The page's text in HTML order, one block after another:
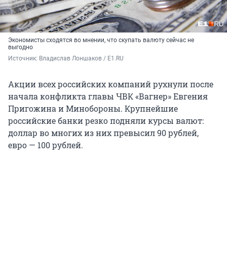
Экономисты сходятся во мнении, что скупать валюту сейчас не
выгодно
Источник: Владислав Лоншаков / E1.RU
Акции всех российских компаний рухнули после
начала конфликта главы ЧВК «Вагнер» Евгения
Пригожина и Минобороны. Крупнейшие
российские банки резко подняли курсы валют:
доллар во многих из них превысил 90 рублей,
евро — 100 рублей.